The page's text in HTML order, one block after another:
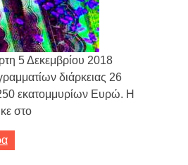
5 Δεκεμβρίου 2018
διάρκειας 26
εκατομμυρίων Ευρώ. Η
στο